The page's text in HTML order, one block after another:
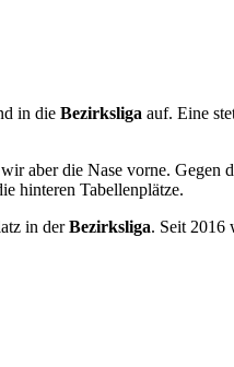
in die Bezirksliga auf. Eine
aber die Nase vorne.
hinteren Tabellenplätze.
in derBezirksliga. Seit 2016